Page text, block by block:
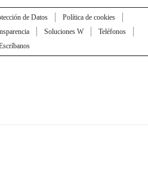
de Datos
Política de cookies
Soluciones W
Teléfonos